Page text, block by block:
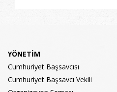
YÖNETİM
Cumhuriyet Başsavcısı
Cumhuriyet Başsavcı Vekili